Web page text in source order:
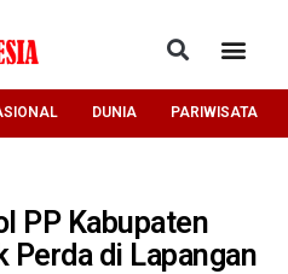
DUNIA PARIWISATA
PP Kabupaten
di Lapangan